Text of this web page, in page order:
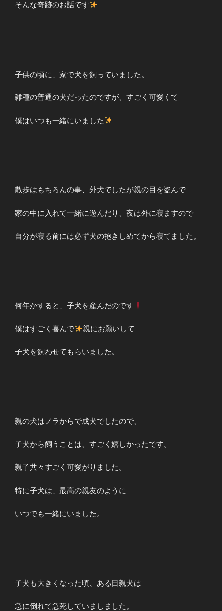
そんな奇跡のお話です
子供の頃に、家で犬を飼っていました。
雑種の普通の犬だったのですが、すごく可愛くて
僕はいつも一緒にいました
散歩はもちろんの事、外犬でしたが親の目を盗んで
家の中に入れて一緒に遊んだり、夜は外に寝ますので
自分が寝る前には必ず犬の抱きしめてから寝てました。
何年かすると、子犬を産んだのです
僕はすごく喜んで 親にお願いして
子犬を飼わせてもらいました。
親の犬はノラからで成犬でしたので、
子犬から飼うことは、すごく嬉しかったです。
親子共々すごく可愛がりました。
特に子犬は、最高の親友のように
いつでも一緒にいました。
子犬も大きくなった頃、ある日親犬は
急に倒れて急死していましました。